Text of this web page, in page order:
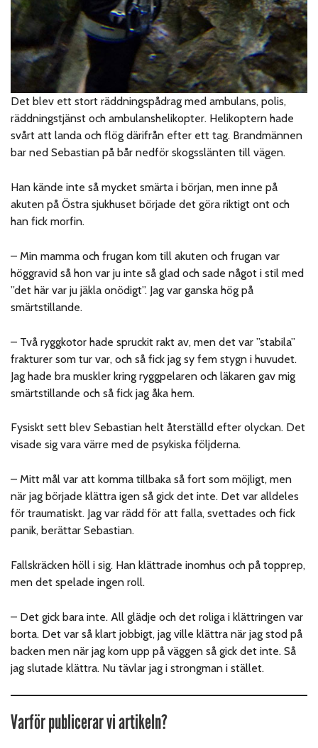
Det blev ett stort räddningspådrag med ambulans, polis,
räddningstjänst och ambulanshelikopter. Helikoptern hade
svårt att landa och flög därifrån efter ett tag. Brandmännen
bar ned Sebastian på bår nedför skogsslänten till vägen.
Han kände inte så mycket smärta i början, men inne på
akuten på Östra sjukhuset började det göra riktigt ont och
han fick morfin.
– Min mamma och frugan kom till akuten och frugan var
höggravid så hon var ju inte så glad och sade något i stil med
”det här var ju jäkla onödigt”. Jag var ganska hög på
smärtstillande.
– Två ryggkotor hade spruckit rakt av, men det var ”stabila”
frakturer som tur var, och så fick jag sy fem stygn i huvudet.
Jag hade bra muskler kring ryggpelaren och läkaren gav mig
smärtstillande och så fick jag åka hem.
Fysiskt sett blev Sebastian helt återställd efter olyckan. Det
visade sig vara värre med de psykiska följderna.
– Mitt mål var att komma tillbaka så fort som möjligt, men
när jag började klättra igen så gick det inte. Det var alldeles
för traumatiskt. Jag var rädd för att falla, svettades och fick
panik, berättar Sebastian.
Fallskräcken höll i sig. Han klättrade inomhus och på topprep,
men det spelade ingen roll.
– Det gick bara inte. All glädje och det roliga i klättringen var
borta. Det var så klart jobbigt, jag ville klättra när jag stod på
backen men när jag kom upp på väggen så gick det inte. Så
jag slutade klättra. Nu tävlar jag i strongman i stället.
Varför publicerar vi artikeln?